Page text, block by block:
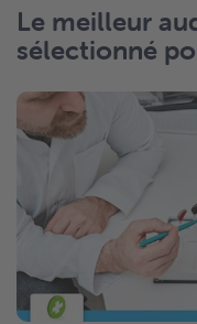
Le meilleur
sélectionné